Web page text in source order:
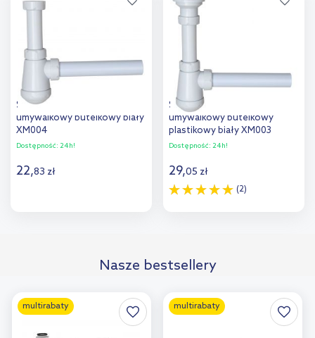
Sea-Horse półsyfon
umywalkowy butelkowy biały
XM004
Dostępność: 24h!
22,83 zł
porównania
Sea-Horse syfon
umywalkowy butelkowy
plastikowy biały XM003
Dostępność: 24h!
29,05 zł
(2)
porównania
Nasze bestsellery
multirabaty multirabaty